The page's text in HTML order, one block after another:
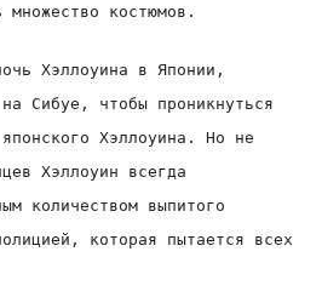
множество костюмов.
Хэллоуина в Японии ,
Сибуе, чтобы проникнуться
Хэллоуина. Но не
Хэллоуин всегда
количеством выпитого
которая пытается всех